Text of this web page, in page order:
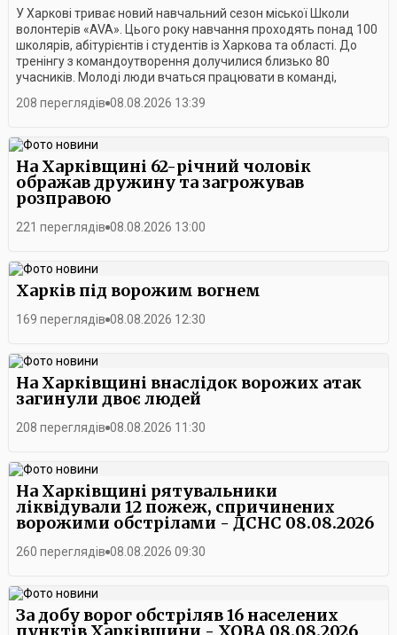
роботу: додала нових завдань, складних умов і
відповідальності. Та попри все вони продовжують
працювати — заради міста та його людей.Для будівельника
результат роботи — це те, що можна побачити й до чого
можна доторкнутися. Будинок, який постав із фундаменту,
відновлена після обстрілу оселя, нова школа чи лікарня. За
кожним таким об’єктом — праця десятків людей різних
Ігор Терехов. Кращим представникам галузі вручили цінні
подарунки, грамоти виконавчого комітету та подяки міського
голови.Після офіційної частини на гостей свята чекала
музична програма. Будівельники змогли хоча б ненадовго
відволіктися від щоденних викликів, насолодитися творчістю
глядачів став виступ гурту «Друга Ріка».
У Харкові триває новий навчальний сезон міської Школи
волонтерів «AVA». Цього року навчання проходять понад 100
школярів, абітурієнтів і студентів із Харкова та області. До
тренінгу з командоутворення долучилися близько 80
учасників. Молоді люди вчаться працювати в команді,
друзів.Учасники розповідають, що заняття допомагають їм
навчання у вишах та активної громадської
діяльності.Організатори наголошують, що для волонтера
важливо не лише мати бажання допомагати, а й уміти
працювати в команді, знаходити компроміси та ефективно
взаємодіяти з людьми під час проведення міських заходів.У
департаменті зазначають, що навчання у Школі волонтерів
«AVA» триватиме й надалі. Попереду на учасників чекають
де вони зможуть застосувати здобуті знання на практиці.
208 переглядів 08.08.2026 13:39
На Харківщині 62-річний чоловік
ображав дружину та загрожував
розправою
221 переглядів 08.08.2026 13:00
Харків під ворожим вогнем
169 переглядів 08.08.2026 12:30
На Харківщині внаслідок ворожих атак
загинули двоє людей
208 переглядів 08.08.2026 11:30
На Харківщині рятувальники
ліквідували 12 пожеж, спричинених
ворожими обстрілами - ДСНС 08.08.2026
260 переглядів 08.08.2026 09:30
За добу ворог обстріляв 16 населених